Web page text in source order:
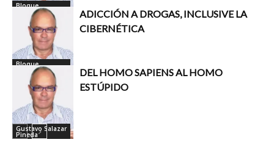
Bloque
Columnistas
Inicio
Bloque
Columnistas
Inicio
ADICCIÓN A DROGAS, INCLUSIVE LA
CIBERNÉTICA
Gustavo Salazar
Pineda
DEL HOMO SAPIENS AL HOMO
ESTÚPIDO